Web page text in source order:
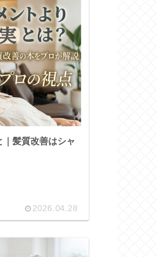
髪質改善はシャ
2026.04.28